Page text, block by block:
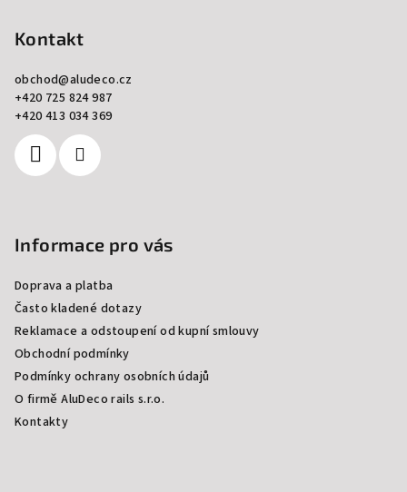
Kontakt
obchod@aludeco.cz
+420 725 824 987
+420 413 034 369
Informace pro vás
Doprava a platba
Často kladené dotazy
Reklamace a odstoupení od kupní smlouvy
Obchodní podmínky
Podmínky ochrany osobních údajů
O firmě AluDeco rails s.r.o.
Kontakty